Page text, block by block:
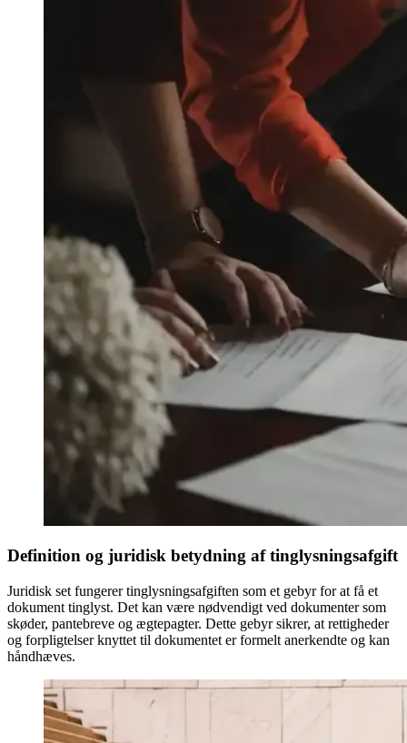
Definition og juridisk betydning af tinglysningsafgift
Juridisk set fungerer tinglysningsafgiften som et gebyr for at få et
dokument tinglyst. Det kan være nødvendigt ved dokumenter som
skøder, pantebreve og ægtepagter. Dette gebyr sikrer, at rettigheder
og forpligtelser knyttet til dokumentet er formelt anerkendte og kan
håndhæves.